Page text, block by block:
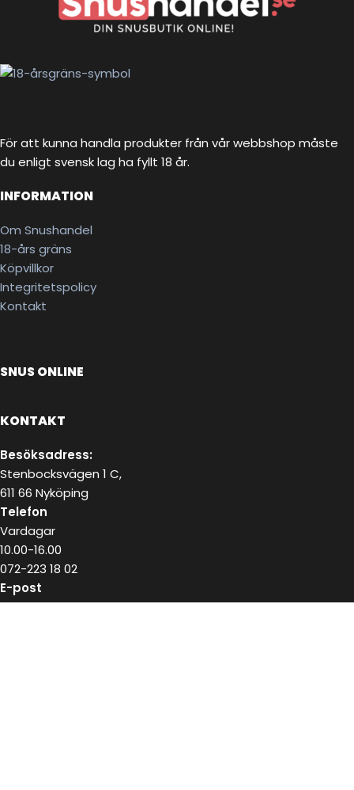
För att kunna handla produkter från vår webbshop måste
du enligt svensk lag ha fyllt 18 år.
INFORMATION
Om Snushandel
18-års gräns
Köpvillkor
Integritetspolicy
Kontakt
SNUS ONLINE
KONTAKT
Besöksadress:
Stenbocksvägen 1 C,
611 66 Nyköping
Telefon
Vardagar
10.00-16.00
072-223 18 02
E-post
kundservice@snushandel.se